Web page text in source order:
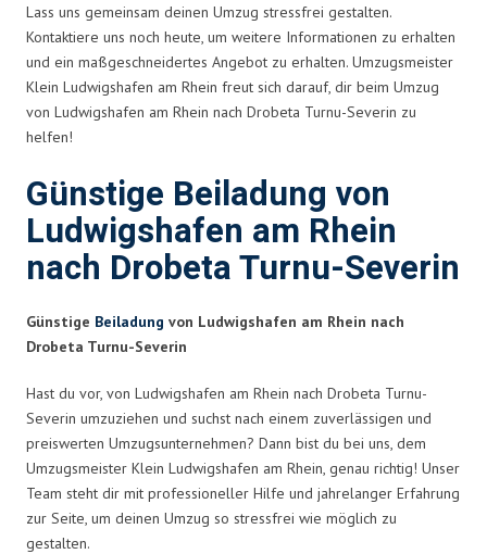
Lass uns gemeinsam deinen Umzug stressfrei gestalten.
Kontaktiere uns noch heute, um weitere Informationen zu erhalten
und ein maßgeschneidertes Angebot zu erhalten. Umzugsmeister
Klein Ludwigshafen am Rhein freut sich darauf, dir beim Umzug
von Ludwigshafen am Rhein nach Drobeta Turnu-Severin zu
helfen!
Günstige Beiladung von
Ludwigshafen am Rhein
nach Drobeta Turnu-Severin
Günstige Beiladung von Ludwigshafen am Rhein nach
Drobeta Turnu-Severin
Hast du vor, von Ludwigshafen am Rhein nach Drobeta Turnu-
Severin umzuziehen und suchst nach einem zuverlässigen und
preiswerten Umzugsunternehmen? Dann bist du bei uns, dem
Umzugsmeister Klein Ludwigshafen am Rhein, genau richtig! Unser
Team steht dir mit professioneller Hilfe und jahrelanger Erfahrung
zur Seite, um deinen Umzug so stressfrei wie möglich zu
gestalten.